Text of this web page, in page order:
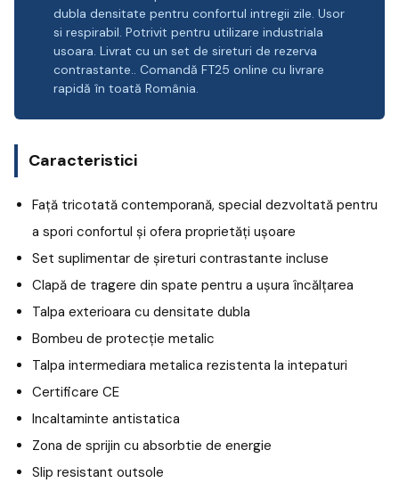
dubla densitate pentru confortul intregii zile. Usor
si respirabil. Potrivit pentru utilizare industriala
usoara. Livrat cu un set de sireturi de rezerva
contrastante.. Comandă FT25 online cu livrare
rapidă în toată România.
Caracteristici
Față tricotată contemporană, special dezvoltată pentru
a spori confortul și ofera proprietăți ușoare
Set suplimentar de șireturi contrastante incluse
Clapă de tragere din spate pentru a ușura încălțarea
Talpa exterioara cu densitate dubla
Bombeu de protecție metalic
Talpa intermediara metalica rezistenta la intepaturi
Certificare CE
Incaltaminte antistatica
Zona de sprijin cu absorbtie de energie
Slip resistant outsole